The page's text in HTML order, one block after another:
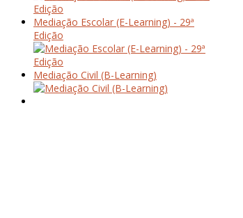
Mediação Escolar (E-Learning) - 29ª
Edição
Mediação Civil (B-Learning)